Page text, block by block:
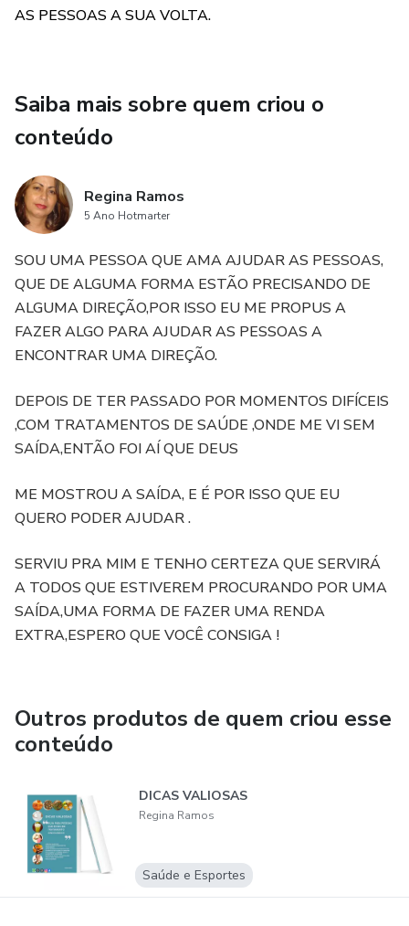
AS PESSOAS A SUA VOLTA.
Saiba mais sobre quem criou o
conteúdo
Regina Ramos
5 Ano Hotmarter
SOU UMA PESSOA QUE AMA AJUDAR AS PESSOAS,
QUE DE ALGUMA FORMA ESTÃO PRECISANDO DE
ALGUMA DIREÇÃO,POR ISSO EU ME PROPUS A
FAZER ALGO PARA AJUDAR AS PESSOAS A
ENCONTRAR UMA DIREÇÃO.
DEPOIS DE TER PASSADO POR MOMENTOS DIFÍCEIS
,COM TRATAMENTOS DE SAÚDE ,ONDE ME VI SEM
SAÍDA,ENTÃO FOI AÍ QUE DEUS
ME MOSTROU A SAÍDA, E É POR ISSO QUE EU
QUERO PODER AJUDAR .
SERVIU PRA MIM E TENHO CERTEZA QUE SERVIRÁ
A TODOS QUE ESTIVEREM PROCURANDO POR UMA
SAÍDA,UMA FORMA DE FAZER UMA RENDA
EXTRA,ESPERO QUE VOCÊ CONSIGA !
Outros produtos de quem criou esse
conteúdo
DICAS VALIOSAS
Regina Ramos
Saúde e Esportes